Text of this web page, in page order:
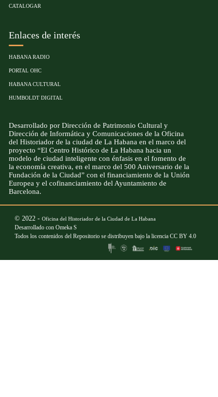
CATALOGAR
Enlaces de interés
HABANA RADIO
PORTAL OHC
HABANA CULTURAL
HUMBOLDT DIGITAL
Desarrollado por Dirección de Patrimonio Cultural y
Dirección de Informática y Comunicaciones de la Oficina
del Historiador de la ciudad de La Habana en el marco del
proyecto “El Centro Histórico de La Habana hacia un
modelo de ciudad inteligente con énfasis en el fomento de
la economía creativa, en el marco del 500 Aniversario de la
Fundación de la Ciudad” con el financiamiento de la Unión
Europea y el cofinanciamiento del Ayuntamiento de
Barcelona.
© 2022 - Oficina del Historiador de la Ciudad de La Habana
Desarrollado con Omeka S
Todos los contenidos del Repositorio se distribuyen bajo la licencia CC BY 4.0